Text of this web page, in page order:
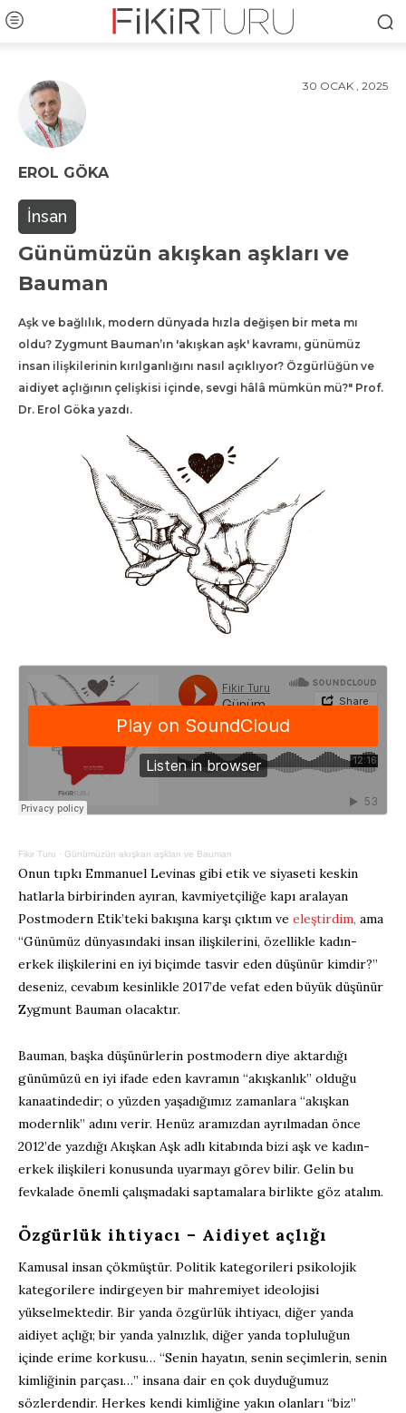
30 OCAK , 2025
EROL GÖKA
İnsan
Günümüzün akışkan aşkları ve
Bauman
Aşk ve bağlılık, modern dünyada hızla değişen bir meta mı
oldu? Zygmunt Bauman’ın 'akışkan aşk' kavramı, günümüz
insan ilişkilerinin kırılganlığını nasıl açıklıyor? Özgürlüğün ve
aidiyet açlığının çelişkisi içinde, sevgi hâlâ mümkün mü?" Prof.
Dr. Erol Göka yazdı.
Fikir Turu · Günümüzün akışkan aşkları ve Bauman
Onun tıpkı Emmanuel Levinas gibi etik ve siyaseti keskin
hatlarla birbirinden ayıran, kavmiyetçiliğe kapı aralayan
Postmodern Etik’teki bakışına karşı çıktım ve eleştirdim, ama
“Günümüz dünyasındaki insan ilişkilerini, özellikle kadın-
erkek ilişkilerini en iyi biçimde tasvir eden düşünür kimdir?”
deseniz, cevabım kesinlikle 2017’de vefat eden büyük düşünür
Zygmunt Bauman olacaktır.
Bauman, başka düşünürlerin postmodern diye aktardığı
günümüzü en iyi ifade eden kavramın “akışkanlık” olduğu
kanaatindedir; o yüzden yaşadığımız zamanlara “akışkan
modernlik” adını verir. Henüz aramızdan ayrılmadan önce
2012’de yazdığı Akışkan Aşk adlı kitabında bizi aşk ve kadın-
erkek ilişkileri konusunda uyarmayı görev bilir. Gelin bu
fevkalade önemli çalışmadaki saptamalara birlikte göz atalım.
Özgürlük ihtiyacı – Aidiyet açlığı
Kamusal insan çökmüştür. Politik kategorileri psikolojik
kategorilere indirgeyen bir mahremiyet ideolojisi
yükselmektedir. Bir yanda özgürlük ihtiyacı, diğer yanda
aidiyet açlığı; bir yanda yalnızlık, diğer yanda topluluğun
içinde erime korkusu… “Senin hayatın, senin seçimlerin, senin
kimliğinin parçası…” insana dair en çok duyduğumuz
sözlerdendir. Herkes kendi kimliğine yakın olanları “biz”